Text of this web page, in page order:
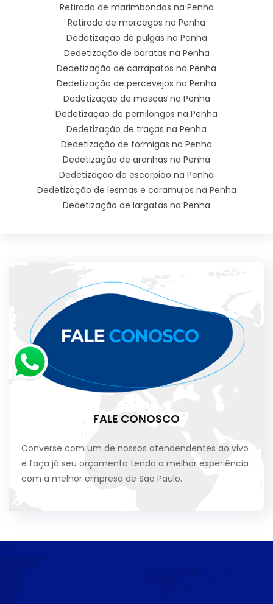
Retirada de marimbondos na Penha
Retirada de morcegos na Penha
Dedetização de pulgas na Penha
Dedetização de baratas na Penha
Dedetização de carrapatos na Penha
Dedetização de percevejos na Penha
Dedetização de moscas na Penha
Dedetização de pernilongos na Penha
Dedetização de traças na Penha
Dedetização de formigas na Penha
Dedetização de aranhas na Penha
Dedetização de escorpião na Penha
Dedetização de lesmas e caramujos na Penha
Dedetização de largatas na Penha
FALE CONOSCO
Converse com um de nossos atendendentes ao vivo
e faça já seu orçamento tendo a melhor experiência
com a melhor empresa de São Paulo.